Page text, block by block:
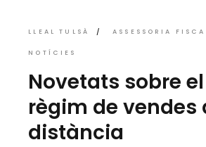
LLEAL TULSÀ ASSESSORIA
NOTÍCIES
Novetats sobre
règim de vendes
distància